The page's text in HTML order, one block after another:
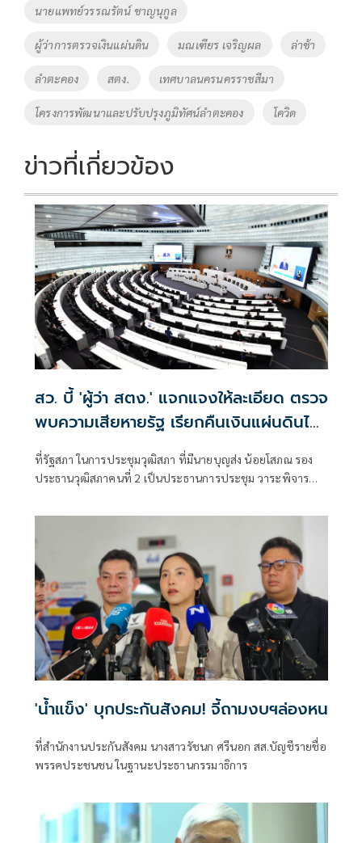
k
n
k
Tags
นายแพทย์วรรณรัตน์ ชาญนุกูล
ผู้ว่าการตรวจเงินแผ่นดิน มณเฑียร เจริญผล ล่าช้า
ลำตะคอง สตง. เทศบาลนครนครราชสีมา
โครงการพัฒนาและปรับปรุงภูมิทัศน์ลำตะคอง โควิด
ข่าวที่เกี่ยวข้อง
สว. บี้ 'ผู้ว่า สตง.' แจกแจงให้ละเอียด ตรวจ
พบความเสียหายรัฐ เรียกคืนเงินแผ่นดินได้
เท่าไหร่
ที่รัฐสภา ในการประชุมวุฒิสภา ที่มีนายบุญส่ง น้อยโสภณ รอง
ประธานวุฒิสภาคนที่ 2 เป็นประธานการประชุม วาระพิจารณา
ตรวจเงินแผ่นดิน (สตง.) ประจำปีงบประมาณ 2568
'น้ำแข็ง' บุกประกันสังคม! จี้ถามงบฯล่องหน
ที่สำนักงานประกันสังคม นางสาวรัชนก ศรีนอก สส.บัญชีรายชื่อ
พรรคประชนชน ในฐานะประธานกรรมาธิการ